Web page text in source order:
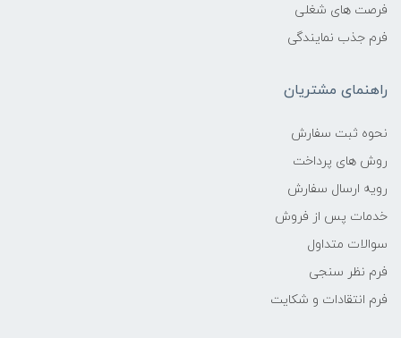
فرصت های شغلی
فرم جذب نمایندگی
راهنمای مشتریان
نحوه ثبت سفارش
روش های پرداخت
رویه ارسال سفارش
خدمات پس از فروش
سوالات متداول
فرم نظر سنجی
فرم انتقادات و شکایت